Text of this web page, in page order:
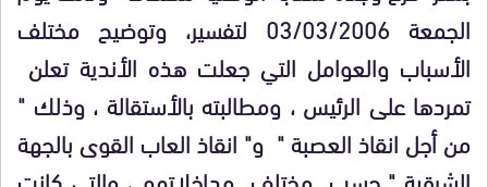
الجمعة 03/03/2006 لتفسير، وتوضيح مختلف
الأسباب والعوامل التي جعلت هذه الأندية تعلن
تمردها على الرئيس ، ومطالبته بالأستقالة ، وذلك "
من أجل انقاذ العصبة " و" انقاذ العاب القوى بالجهة